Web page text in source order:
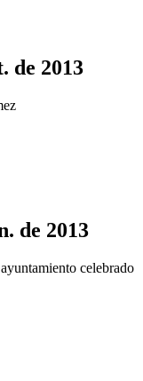
de 2013
de 2013
celebrado